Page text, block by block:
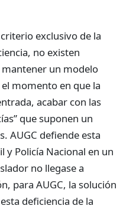
exclusivo de la
no existen
un modelo
el momento en que la
acabar con las
que suponen un
AUGC defiende esta
y Policía Nacional en un
no llegase a
para AUGC, la solución
deficiencia de la